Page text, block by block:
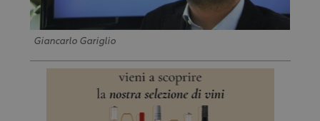
Giancarlo Gariglio